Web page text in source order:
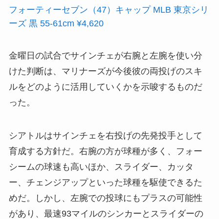
フォーティーセブン（47）キャップ MLB 東京シリ
ーズ 黒 55-61cm ¥4,620
金曜日の試合でサインチェが右腕と左腕を使い分
けた判断は、マリナーズが今後彼の両投げのスキ
ルをどのように活用していくかを示唆するものだ
った。
シアトルはサインチェを右投げの先発投手として
育成する方針だ。右腕の方が球種が多く、フォー
シームの球速も高いほか、スライダー、カッタ
ー、チェンジアップといった球種を駆使できるた
めだ。しかし、左腕での投球にもプラスの可能性
があり、最速93マイルのシンカーとスライダーの